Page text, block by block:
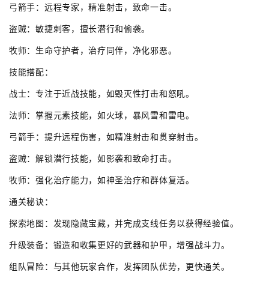
弓箭手：远程专家，精准射击，致命一击。
盗贼：敏捷刺客，擅长潜行和偷袭。
牧师：生命守护者，治疗同伴，净化邪恶。
技能搭配：
战士：专注于近战技能，如毁灭性打击和怒吼。
法师：掌握元素技能，如火球，暴风雪和雷电。
弓箭手：提升远程伤害，如精准射击和贯穿射击。
盗贼：解锁潜行技能，如影袭和致命打击。
牧师：强化治疗能力，如神圣治疗和群体复活。
通关秘诀：
探索地图：发现隐藏宝藏，并完成支线任务以获得经验值。
升级装备：锻造和收集更好的武器和护甲，增强战斗力。
组队冒险：与其他玩家合作，发挥团队优势，更快通关。